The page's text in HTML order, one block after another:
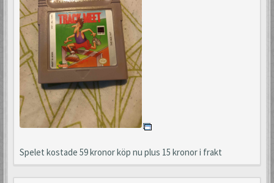
Spelet kostade 59 kronor köp nu plus 15 kronor i frakt